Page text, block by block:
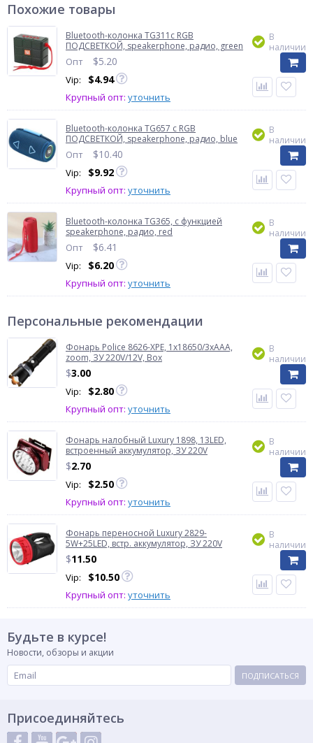
Похожие товары
Bluetooth-колонка TG311с RGB
ПОДСВЕТКОЙ, speakerphone, радио, green
Опт $5.20
Vip: $4.94
Крупный опт: уточнить
В
наличии
Bluetooth-колонка TG657 с RGB
ПОДСВЕТКОЙ, speakerphone, радио, blue
Опт $10.40
Vip: $9.92
Крупный опт: уточнить
В
наличии
Bluetooth-колонка TG365, c функцией
speakerphone, радио, red
Опт $6.41
Vip: $6.20
Крупный опт: уточнить
В
наличии
Персональные рекомендации
Фонарь Police 8626-XPE, 1х18650/3xAAA,
zoom, ЗУ 220V/12V, Box
$3.00
Vip: $2.80
Крупный опт: уточнить
В
наличии
Фонарь налобный Luxury 1898, 13LED,
встроенный аккумулятор, ЗУ 220V
$2.70
Vip: $2.50
Крупный опт: уточнить
В
наличии
Фонарь переносной Luxury 2829-
5W+25LED, встр. аккумулятор, ЗУ 220V
$11.50
Vip: $10.50
Крупный опт: уточнить
В
наличии
Будьте в курсе!
Новости, обзоры и акции
ПОДПИСАТЬСЯ
Присоединяйтесь